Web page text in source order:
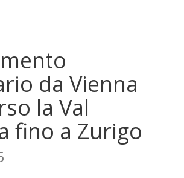
da Vienna
la Val
fino a Zurigo